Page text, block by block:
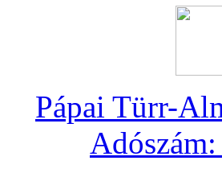
Pápai Türr-